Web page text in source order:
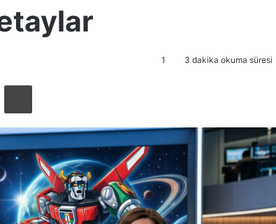
1 3 dakika okuma süresi